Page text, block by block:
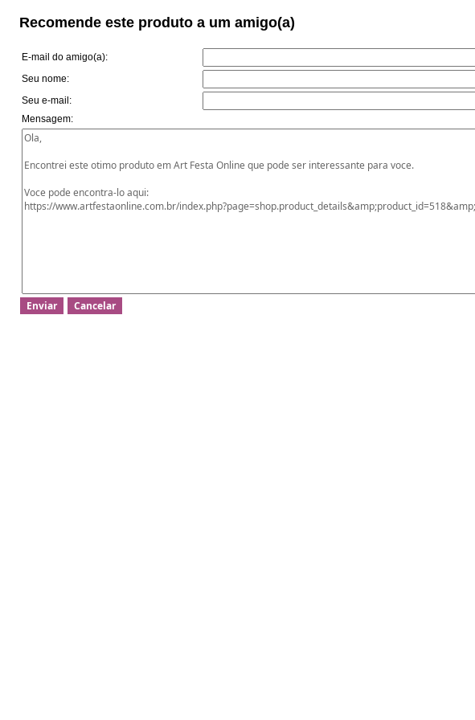
Recomende este produto a um amigo(a)
E-mail do amigo(a):
Seu nome:
Seu e-mail:
Mensagem: